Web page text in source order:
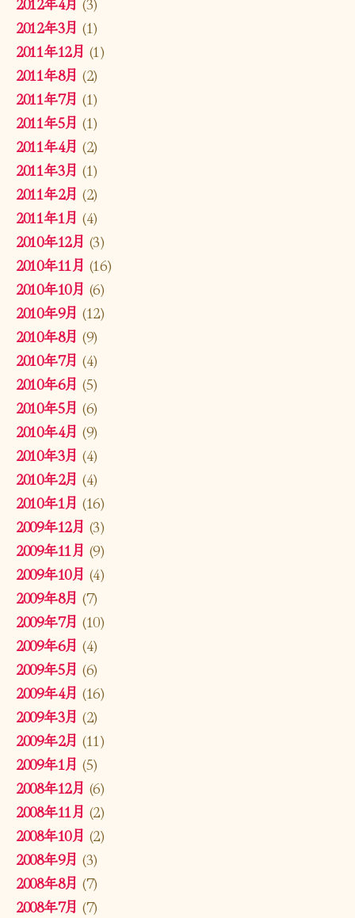
2012年3月 (1)
2011年12月 (1)
2011年8月 (2)
2011年7月 (1)
2011年5月 (1)
2011年4月 (2)
2011年3月 (1)
2011年2月 (2)
2011年1月 (4)
2010年12月 (3)
2010年11月 (16)
2010年10月 (6)
2010年9月 (12)
2010年8月 (9)
2010年7月 (4)
2010年6月 (5)
2010年5月 (6)
2010年4月 (9)
2010年3月 (4)
2010年2月 (4)
2010年1月 (16)
2009年12月 (3)
2009年11月 (9)
2009年10月 (4)
2009年8月 (7)
2009年7月 (10)
2009年6月 (4)
2009年5月 (6)
2009年4月 (16)
2009年3月 (2)
2009年2月 (11)
2009年1月 (5)
2008年12月 (6)
2008年11月 (2)
2008年10月 (2)
2008年9月 (3)
2008年8月 (7)
2008年7月 (7)